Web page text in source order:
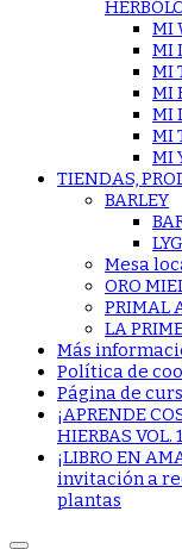
MI
MI
MI
MI
MI
MI
MI
TIENDAS,
BARLEY
Mesa
ORO
PRIMAL
LA
Más
Política de
Página de
¡APRENDE
HIERBAS VOL.
¡LIBRO EN
invitación a
plantas